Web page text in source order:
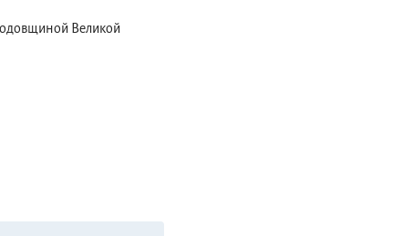
Великой